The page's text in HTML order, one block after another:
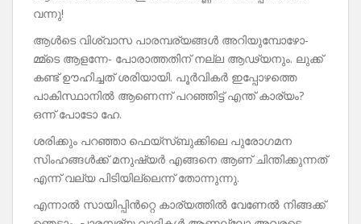
വന്നു!
ആൾടെ വിശ്വാസ പാരമ്പര്യങ്ങൾ അറിയുമ്പോഴോ-
മ്മ്‌ടെ ആളന്നേ- പോരാത്തതിന് നല്ല ആഢ്യനും. ലുക്ക്
കണ്ട് ഊഹിച്ചത് ശരിയായി. പൂർവികർ ഇപ്പോഴത്തെ
പാകിസ്ഥാനിൽ ആണെന്ന് പറഞ്ഞിട്ട് എന്ത് കാര്യം?
ഒന്ന് പോടോ ഹേ.
ശരിക്കും പറഞ്ഞാ ഫെയ്‌സ്ബുക്കിലെ പുരോഗമന
സിംഹങ്ങൾക്ക് മനുഷ്യർ എങ്ങനെ ആണ് ചിന്തിക്കുന്നത്
എന്ന് വല്യ പിടിയില്ലെന്ന് തോന്നുന്നു.
എന്നാൽ സായിപ്പിൻറ്റെ കാര്യത്തിൽ വേണേൽ നിങ്ങക്ക്